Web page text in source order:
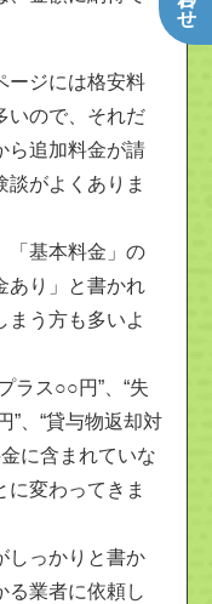
ージには格安料
いので、それだ
ら追加料金が請
談がよくありま
「基本料金」の
あり」と書かれ
まう方も多いよ
ラス○○円”、“失
”、“貸与物返却対
に含まれていな
に変わってきま
しっかりと書か
る業者に依頼し